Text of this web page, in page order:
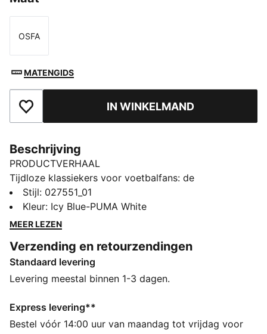
Maat
OSFA
MATENGIDS
Toegevoegd aan favorietenIN WINKELMAND
Beschrijving
PRODUCTVERHAAL
Tijdloze klassiekers voor voetbalfans: de
ftblEssentials-collectie biedt alledaagse basics met
een frisse, moderne twist. Deze buckethat geeft je
wedstrijdoutfit een casual look en is voorzien van een
DETAILS
Ontworpen voor: Lifestyle van PUMA
Omtrek: 57 cm
Geborduurd PUMA Cat-logo op de zijkant
Kenmerkende PUMA-ontwerpelementen
Stijl: 027551_01
Kleur: Icy Blue-PUMA White
MEER LEZEN
Verzending en retourzendingen
Standaard levering
Levering meestal binnen 1-3 dagen.
Express levering**
Bestel vóór 14:00 uur van maandag tot vrijdag voor